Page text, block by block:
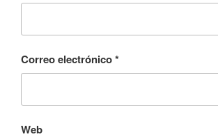
Correo electrónico*
Web